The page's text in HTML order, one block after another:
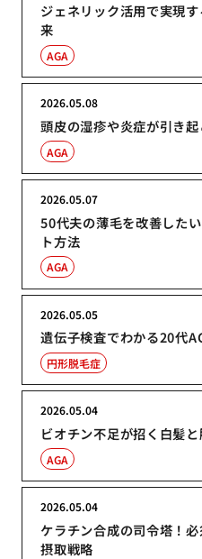
ジェネリック活用で実現
来
AGA
頭皮の湿疹や炎症が引き
2026.05.08
AGA
50代夫の薄毛を改善した
ト方法
2026.05.07
AGA
遺伝子検査でわかる20代
2026.05.05
円形脱毛症
ビオチン不足が招く白髪
2026.05.04
AGA
ケラチン合成の司令塔！
摂取戦略
2026.05.04